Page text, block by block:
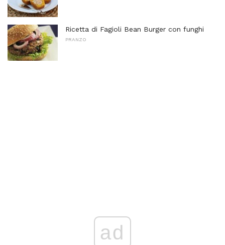
Ricetta di Fagioli Bean Burger con funghi
PRANZO
ad